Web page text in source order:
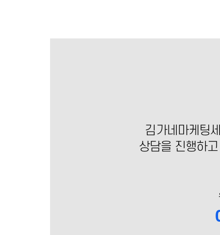
김가네마케팅
상담을 진행하